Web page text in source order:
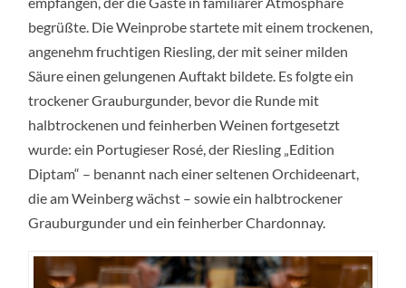
begrüßte. Die Weinprobe startete mit einem trockenen,
angenehm fruchtigen Riesling, der mit seiner milden
Säure einen gelungenen Auftakt bildete. Es folgte ein
trockener Grauburgunder, bevor die Runde mit
halbtrockenen und feinherben Weinen fortgesetzt
wurde: ein Portugieser Rosé, der Riesling „Edition
Diptam“ – benannt nach einer seltenen Orchideenart,
die am Weinberg wächst – sowie ein halbtrockener
Grauburgunder und ein feinherber Chardonnay.